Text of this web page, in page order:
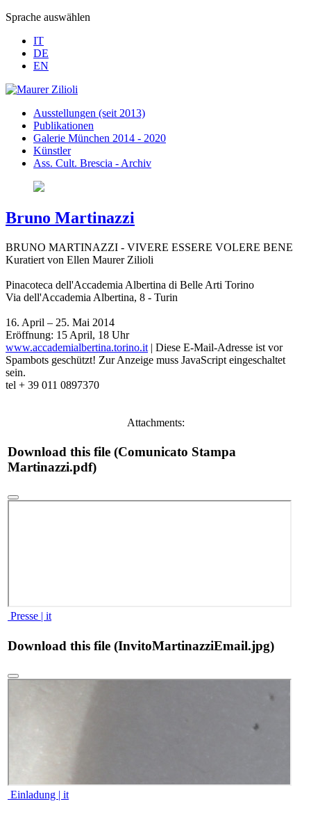
Sprache auswählen
IT
DE
EN
Ausstellungen (seit 2013)
Publikationen
Galerie München 2014 - 2020
Künstler
Ass. Cult. Brescia - Archiv
Bruno Martinazzi
BRUNO MARTINAZZI - VIVERE ESSERE VOLERE BENE
Kuratiert von Ellen Maurer Zilioli
Pinacoteca dell'Accademia Albertina di Belle Arti Torino
Via dell'Accademia Albertina, 8 - Turin
16. April – 25. Mai 2014
Eröffnung: 15 April, 18 Uhr
www.accademialbertina.torino.it | Diese E-Mail-Adresse ist vor
Spambots geschützt! Zur Anzeige muss JavaScript eingeschaltet
sein.
tel + 39 011 0897370
Attachments:
Download this file (Comunicato Stampa
Martinazzi.pdf)
Presse | it
Download this file (InvitoMartinazziEmail.jpg)
Einladung | it